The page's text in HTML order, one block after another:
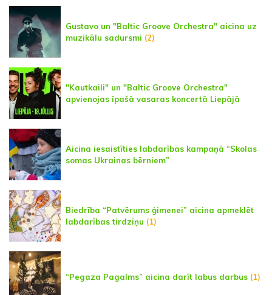
Gustavo un "Baltic Groove Orchestra" aicina uz
muzikālu sadursmi (2)
"Kautkaili" un "Baltic Groove Orchestra"
apvienojas īpašā vasaras koncertā Liepājā
Aicina iesaistīties labdarības kampaņā “Skolas
somas Ukrainas bērniem”
Biedrība “Patvērums ģimenei” aicina apmeklēt
labdarības tirdziņu (1)
“Pegaza Pagalms” aicina darīt labus darbus (1)